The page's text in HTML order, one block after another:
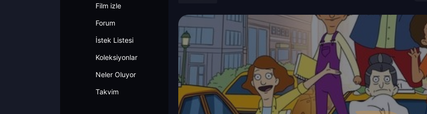
Film izle
Forum
İstek Listesi
Koleksiyonlar
Neler Oluyor
Takvim